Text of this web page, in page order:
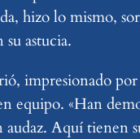
hizo lo mismo,
su astucia.
impresionado
equipo. «Han
audaz. Aquí tienen